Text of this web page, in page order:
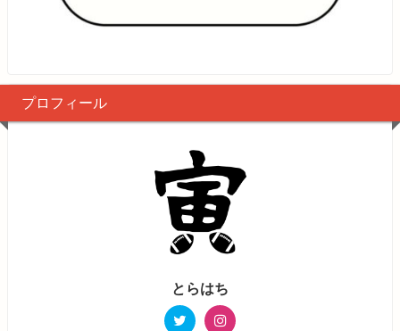
プロフィール
とらはち